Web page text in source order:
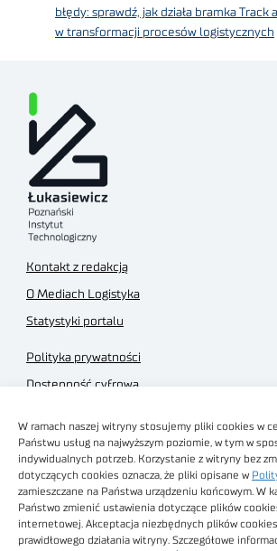
W ramach naszej witryny stosujemy pliki cookies w
Państwu usług na najwyższym poziomie, w tym w
indywidualnych potrzeb. Korzystanie z witryny bez
dotyczących cookies oznacza, że pliki opisane w
zamieszczane na Państwa urządzeniu końcowym. W
Państwo zmienić ustawienia dotyczące plików
internetowej. Akceptacja niezbędnych plików
prawidłowego działania witryny. Szczegółowe
błędy: sprawdź, jak działa bramka Track
w transformacji procesów logistycznych
Kontakt z redakcją
O Mediach Logistyka
Statystyki portalu
Polityka prywatności
Dostępność cyfrowa
Regulamin sklepu
Obrazy stockowe